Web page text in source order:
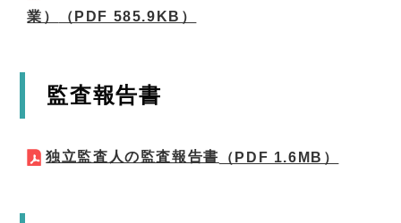
業）
（PDF 585.9KB）
監査報告書
独立監査人の監査報告書 （PDF 1.6MB）